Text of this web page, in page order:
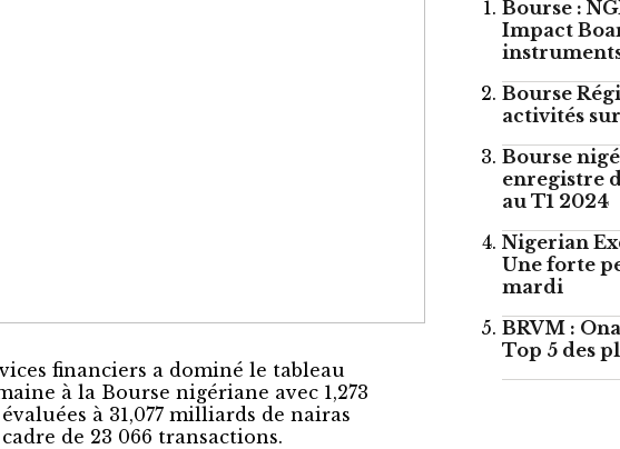
financiers a dominé le tableau
à la Bourse nigériane avec 1,273
à 31,077 milliards de nairas
de 23 066 transactions.
Bourse :
Impact
Bourse
activités
Bourse
enregistre
au T1 2024
Nigerian
Une forte
mardi
BRVM :
Top 5 des